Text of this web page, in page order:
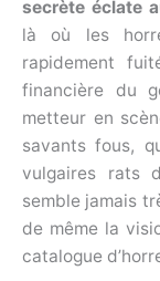
secrète éclate
là où les
rapidement
financière du
metteur en
savants fous,
vulgaires rats
semble jamais
de même la
catalogue